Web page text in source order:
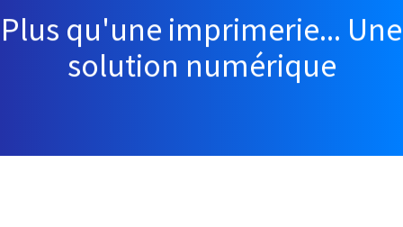
Plus qu'une imprimerie... Une
solution numérique